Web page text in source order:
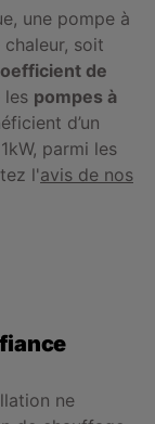
une pompe à
soit
de
les pompes à
d’un
parmi les
l'avis de nos
ne